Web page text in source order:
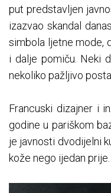
put predstavljen
izazvao skandal
simbola ljetne mode,
i dalje pomiču. Neki
nekoliko pažljivo
Francuski dizajner i
godine u pariškom
je javnosti dvodijelni
kože nego ijedan prije.